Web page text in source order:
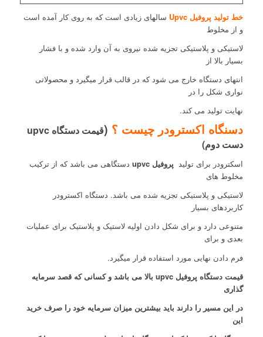
خط تولید پروفیل Upvc
سالهای زیادی است که به روی کار آمده است
و از مخلوط
لاستیکی و پلاستیکی تجزیه شده نیروی به آن وارد شده و با فشار
بسیار بالا از
انتهای دستگاه خارج می شود که در قالب قرار میگیرد و محصولاتی
نواری شکل را در
نهایت تولید می کند.
دسنگاه اکسترودر چیست ؟ (
قیمت دستگاه upvc
دست دوم)
اسکترودر برای تولید پروفیل upvc
دستگاهی می باشد که از ترکیب
مخلوط های
لاستیکی و پلاستیکی تجزیه شده می باشد. دستگاه اکسترودر
کاربردهای بسیار
متنوعی دارد و برای شکل دادن اولیه لاستیک و پلاستیک برای عملیات
بعدی و برای
فرم دادن نهایی مورد استفاده قرار میگیرد.
قیمت دستگاه پروفیل upvc بالا می باشد و کسانی که قصد سرمایه
گذاری
در این مسیر را دارند باید بیشترین میزان سرمایه خود را صرف خرید
این